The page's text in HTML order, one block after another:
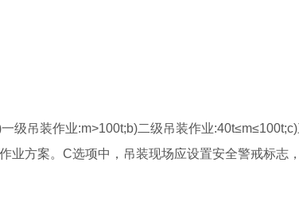
级吊装作业:m>100t;b)二级吊装作业:40t≤m≤100t;c)
业方案。C选项中，吊装现场应设置安全警戒标志